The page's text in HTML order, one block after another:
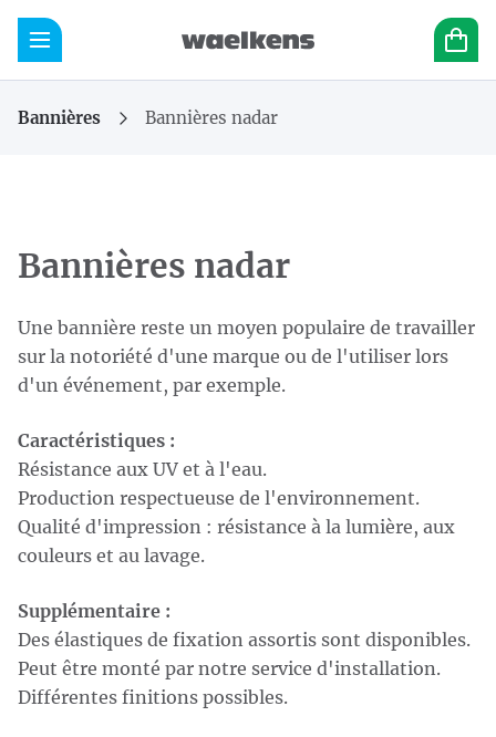
Skip content
Sauter la sélection de la langue
Ouvrir la navigation mobile Waelkens NV Panier
mobile
Vous êtes ici :
Page d'accueil
Produits
Bannières Bannières nadar
Bannières nadar
Une bannière reste un moyen populaire de travailler
sur la notoriété d'une marque ou de l'utiliser lors
d'un événement, par exemple.
Caractéristiques :
Résistance aux UV et à l'eau.
Production respectueuse de l'environnement.
Qualité d'impression : résistance à la lumière, aux
couleurs et au lavage.
Supplémentaire :
Des élastiques de fixation assortis sont disponibles.
Peut être monté par notre service d'installation.
Différentes finitions possibles.